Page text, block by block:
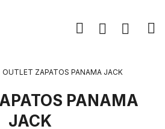
OUTLET ZAPATOS PANAMA JACK
PANAMA
JACK